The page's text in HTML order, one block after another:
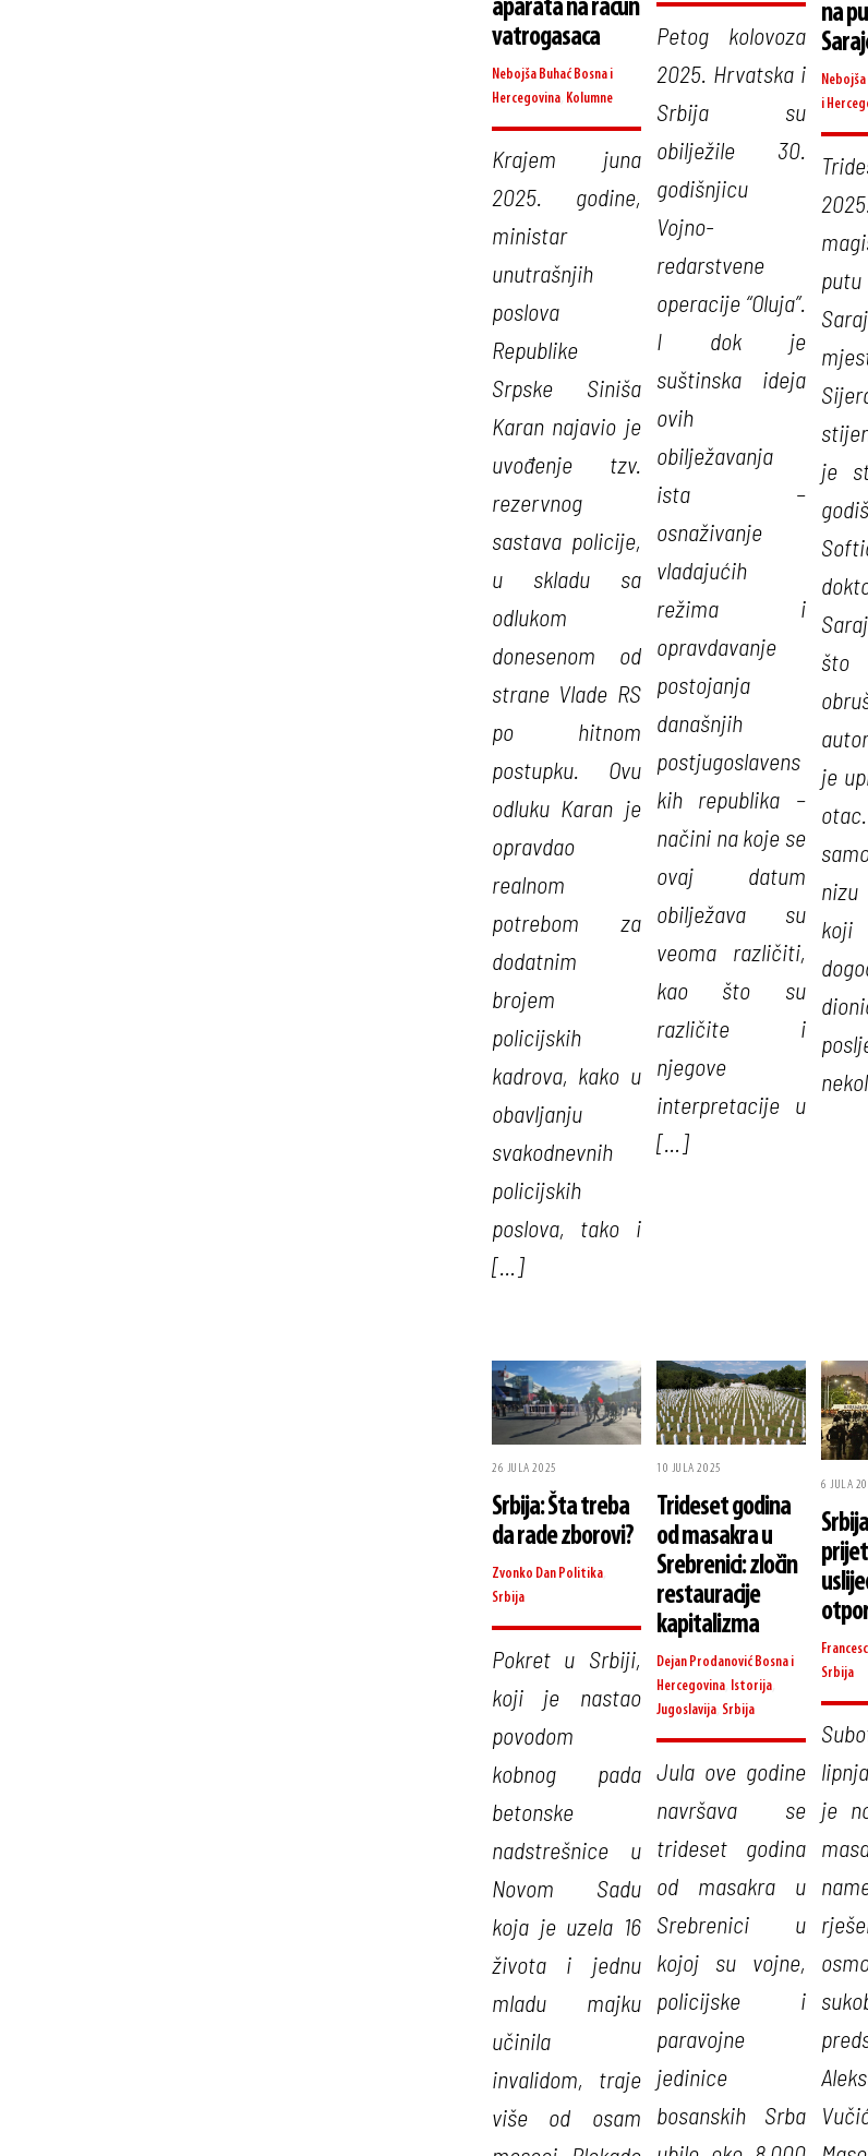
aparata na račun
vatrogasaca
Nebojša Buhać Bosna i
Hercegovina Kolumne
Krajem juna
2025. godine,
ministar
unutrašnjih
poslova
Republike
Srpske Siniša
Karan najavio je
uvođenje tzv.
rezervnog
sastava policije,
u skladu sa
odlukom
donesenom od
strane Vlade RS
po hitnom
postupku. Ovu
odluku Karan je
opravdao
realnom
potrebom za
dodatnim
brojem
policijskih
kadrova, kako u
obavljanju
svakodnevnih
policijskih
poslova, tako i
[…]
Petog kolovoza
2025. Hrvatska i
Srbija su
obilježile 30.
godišnjicu
Vojno-
redarstvene
operacije “Oluja”.
I dok je
suštinska ideja
ovih
obilježavanja
ista –
osnaživanje
vladajućih
režima i
opravdavanje
postojanja
današnjih
postjugoslavens
kih republika –
načini na koje se
ovaj datum
obilježava su
veoma različiti,
kao što su
različite i
njegove
interpretacije u
[…]
na
Nebojša
i
je
što
je
26 JULA 2025
Srbija: Šta treba
da rade zborovi?
Zvonko Dan Politika
Srbija
Pokret u Srbiji,
koji je nastao
povodom
kobnog pada
betonske
nadstrešnice u
Novom Sadu
koja je uzela 16
života i jednu
mladu majku
učinila
invalidom, traje
više od osam
10 JULA 2025
Trideset godina
od masakra u
Srebrenici: zločin
restauracije
kapitalizma
Dejan Prodanović Bosna i
Hercegovina Istorija
Jugoslavija Srbija
Jula ove godine
navršava se
trideset godina
od masakra u
Srebrenici u
kojoj su vojne,
policijske i
paravojne
jedinice
bosanskih Srba
6 JULA
Srbija
je